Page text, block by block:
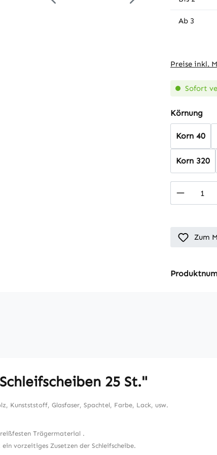
Ab 3
Preise inkl.
Sofort
Körnung
Korn 40
Korn 320
Zum
25 St."
Kunstststoff, Glasfaser, Spachtel, Farbe, Lack, usw.
Trägermaterial .
vorzeitiges Zusetzen der Schleifscheibe.